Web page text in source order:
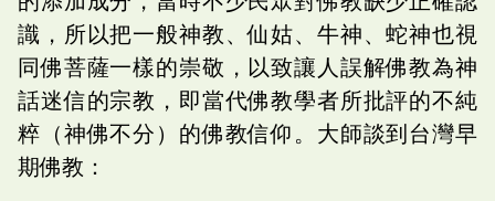
識，所以把一般神教、仙姑、牛神、蛇神也視
同佛菩薩一樣的崇敬，以致讓人誤解佛教為神
話迷信的宗教，即當代佛教學者所批評的不純
粹（神佛不分）的佛教信仰。大師談到台灣早
期佛教：